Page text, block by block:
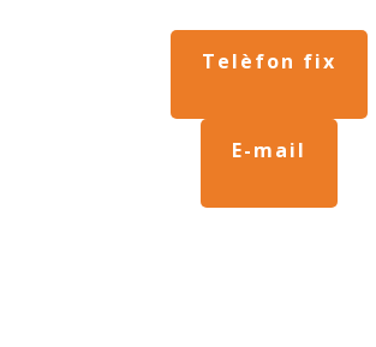
Telèfon fix
E-mail